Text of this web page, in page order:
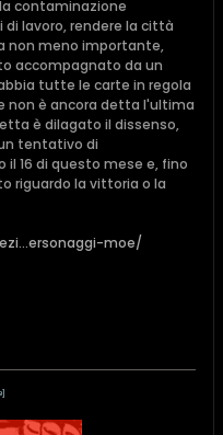
contaminazione
lavoro, rendere la città
non meno importante,
accompagnato da un
tutte le carte in regola
non è ancora detta l'ultima
è dilagato il dissenso,
tentativo di
il 16 di questo mese e, fino
riguardo la vittoria o la
moe/